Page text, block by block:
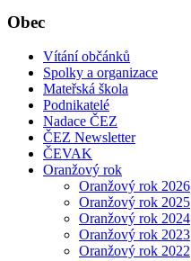
Obec
Vítání občánků
Spolky a organizace
Mateřská škola
Podnikatelé
Nadace ČEZ
ČEZ Newsletter
ČEVAK
Oranžový rok
Oranžový rok 2026
Oranžový rok 2025
Oranžový rok 2024
Oranžový rok 2023
Oranžový rok 2022